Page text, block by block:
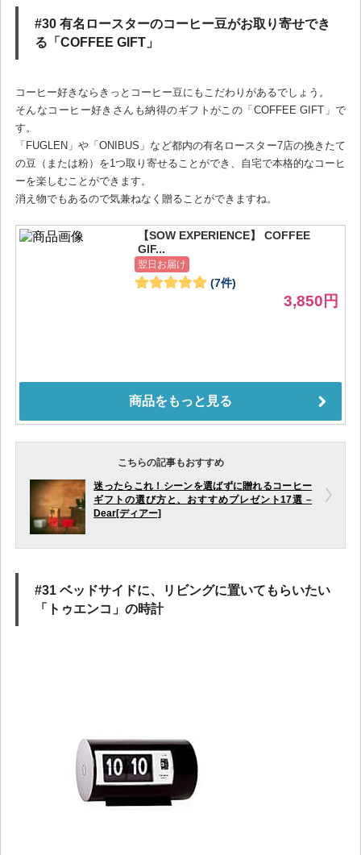
#30 有名ロースターのコーヒー豆がお取り寄せでき
る「COFFEE GIFT」
コーヒー好きならきっとコーヒー豆にもこだわりがあるでしょう。
そんなコーヒー好きさんも納得のギフトがこの「COFFEE GIFT」で
す。
「FUGLEN」や「ONIBUS」など都内の有名ロースター7店の挽きたて
の豆（または粉）を1つ取り寄せることができ、自宅で本格的なコーヒ
ーを楽しむことができます。
消え物でもあるので気兼ねなく贈ることができますね。
こちらの記事もおすすめ
迷ったらこれ！シーンを選ばずに贈れるコーヒー
ギフトの選び方と、おすすめプレゼント17選 –
Dear[ディアー]
#31 ベッドサイドに、リビングに置いてもらいたい
「トゥエンコ」の時計